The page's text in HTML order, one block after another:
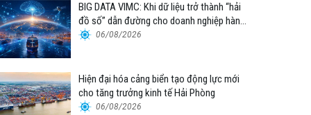
BIG DATA VIMC: Khi dữ liệu trở thành “hải
đồ số” dẫn đường cho doanh nghiệp hàng
hải 06/08/2026
Hiện đại hóa cảng biển tạo động lực mới
cho tăng trưởng kinh tế Hải Phòng
06/08/2026